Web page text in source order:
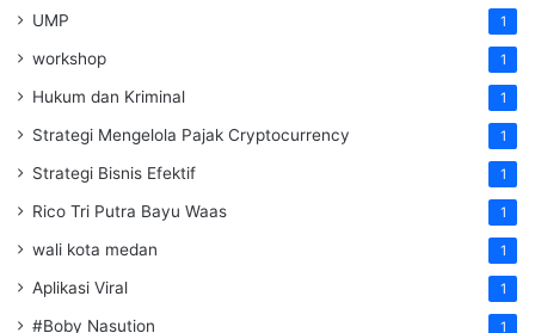
UMP 1
workshop 1
Hukum dan Kriminal 1
Strategi Mengelola Pajak Cryptocurrency 1
Strategi Bisnis Efektif 1
Rico Tri Putra Bayu Waas 1
wali kota medan 1
Aplikasi Viral 1
#Boby Nasution 1